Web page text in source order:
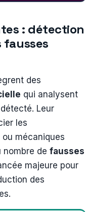
: détection
fausses
des
qui analysent
détecté. Leur
les
mécaniques
de fausses
majeure pour
des